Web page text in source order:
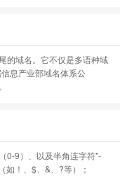
的域名。它不仅是多语种域
息产业部域名体系公
0-9）、以及半角连字符"-
如！、$、&、?等）；